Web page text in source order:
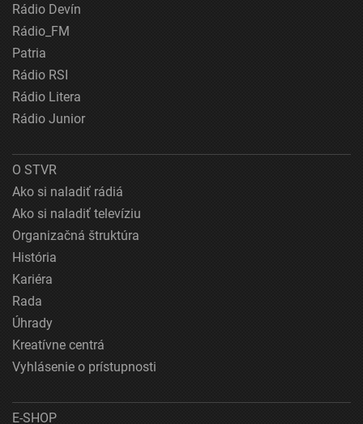
Rádio Devín
Rádio_FM
Patria
Rádio RSI
Rádio Litera
Rádio Junior
O STVR
Ako si naladiť rádiá
Ako si naladiť televíziu
Organizačná štruktúra
História
Kariéra
Rada
Úhrady
Kreatívne centrá
Vyhlásenie o prístupnosti
E-SHOP